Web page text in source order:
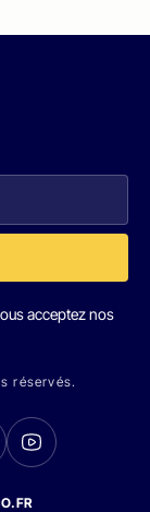
acceptez nos
réservés.